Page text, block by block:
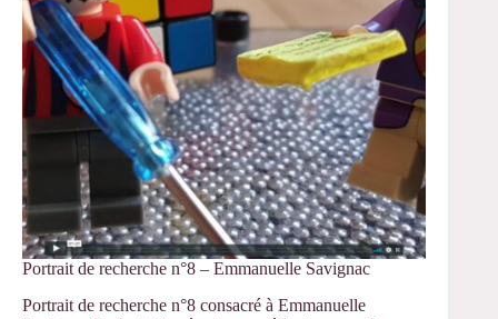
Portrait de recherche n°8 – Emmanuelle Savignac
Portrait de recherche n°8 consacré à Emmanuelle